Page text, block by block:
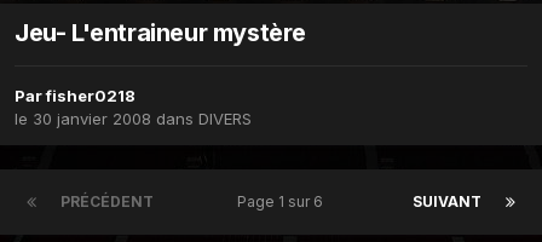
Jeu- L'entraineur mystère
Parfisher0218
le 30 janvier 2008 dans DIVERS
PRÉCÉDENT SUIVANT
Page 1 sur 6